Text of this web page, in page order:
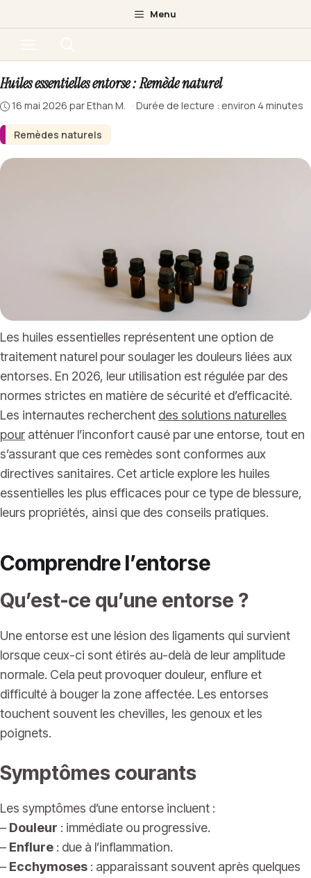
au
Menu
Remèdes naturels
Huiles essentielles entorse : Remède naturel
16 mai 2026 parEthan M. · Durée de lecture : environ 4 minutes
Les huiles essentielles représentent une option de
traitement naturel pour soulager les douleurs liées aux
entorses. En 2026, leur utilisation est régulée par des
normes strictes en matière de sécurité et d’efficacité.
Les internautes recherchent des solutions naturelles
pour atténuer l’inconfort causé par une entorse, tout en
s’assurant que ces remèdes sont conformes aux
directives sanitaires. Cet article explore les huiles
essentielles les plus efficaces pour ce type de blessure,
leurs propriétés, ainsi que des conseils pratiques.
Comprendre l’entorse
Qu’est-ce qu’une entorse ?
Une entorse est une lésion des ligaments qui survient
lorsque ceux-ci sont étirés au-delà de leur amplitude
normale. Cela peut provoquer douleur, enflure et
difficulté à bouger la zone affectée. Les entorses
touchent souvent les chevilles, les genoux et les
poignets.
Symptômes courants
Les symptômes d’une entorse incluent :
– Douleur : immédiate ou progressive.
– Enflure : due à l’inflammation.
– Ecchymoses : apparaissant souvent après quelques